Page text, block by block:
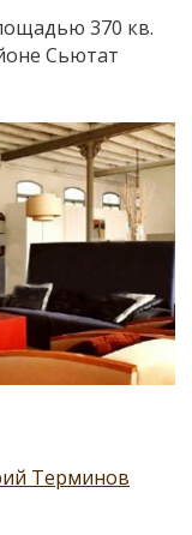
370 кв.
Сьютат
Терминов